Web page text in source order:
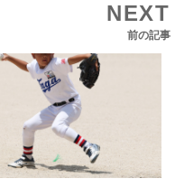
NEXT
前の記事